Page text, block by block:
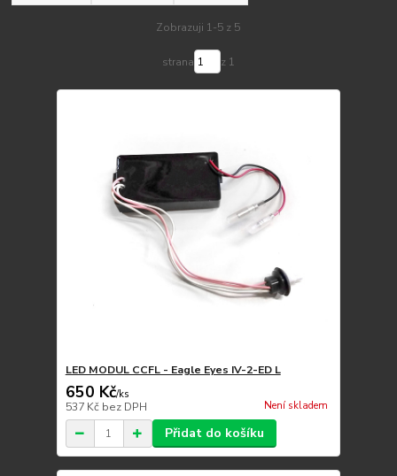
Zobrazuji 1-5 z 5
strana z 1
LED MODUL CCFL - Eagle Eyes IV-2-ED L
650 Kč/ks
537 Kč bez DPH Není skladem
Přidat do košíku